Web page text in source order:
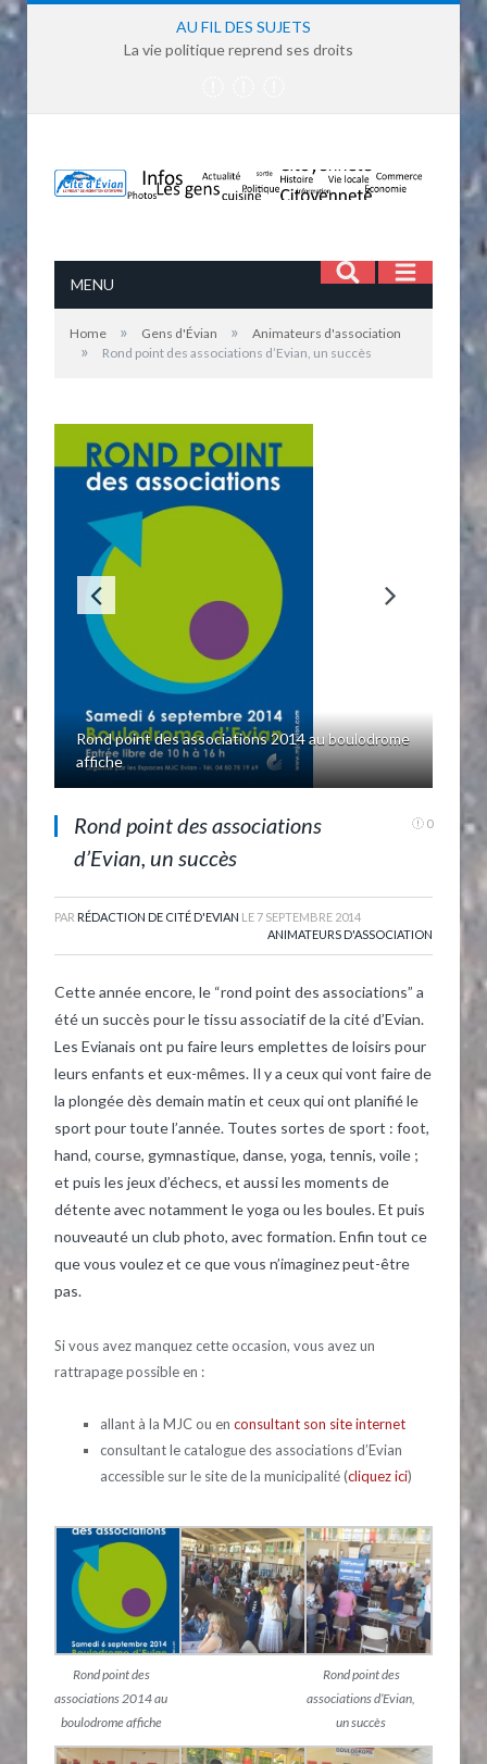
AU FIL DES SUJETS
La vie politique reprend ses droits
MENU
Home » Gens d'Évian » Animateurs d'association
» Rond point des associations d’Evian, un succès
Rond point des associations 2014 au boulodrome
affiche
Rond point des associations
d’Evian, un succès
0
PAR RÉDACTION DE CITÉ D'EVIAN LE7 SEPTEMBRE 2014
ANIMATEURS D'ASSOCIATION
Cette année encore, le “rond point des associations” a
été un succès pour le tissu associatif de la cité d’Evian.
Les Evianais ont pu faire leurs emplettes de loisirs pour
leurs enfants et eux-mêmes. Il y a ceux qui vont faire de
la plongée dès demain matin et ceux qui ont planifié le
sport pour toute l’année. Toutes sortes de sport : foot,
hand, course, gymnastique, danse, yoga, tennis, voile ;
et puis les jeux d’échecs, et aussi les moments de
détente avec notamment le yoga ou les boules. Et puis
nouveauté un club photo, avec formation. Enfin tout ce
que vous voulez et ce que vous n’imaginez peut-être
pas.
Si vous avez manquez cette occasion, vous avez un
rattrapage possible en :
allant à la MJC ou en consultant son site internet
consultant le catalogue des associations d’Evian
accessible sur le site de la municipalité (cliquez ici)
Rond point des
associations 2014 au
boulodrome affiche
Rond point des
associations d’Evian,
un succès